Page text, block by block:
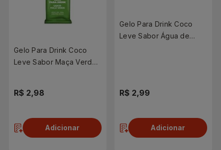
Gelo Para Drink Coco
Leve Sabor Maça Verde
R$ 2,98
Adicionar
Gelo Para Drink Coco
Leve Sabor Água de
R$ 2,99
Adicionar